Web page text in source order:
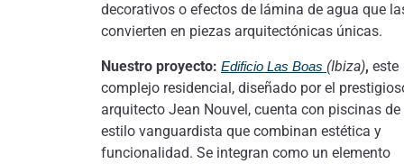
decorativos o efectos de lámina de agua que
convierten en piezas arquitectónicas únicas.
Nuestro proyecto: Edificio Las Boas (Ibiza), este
complejo residencial, diseñado por el
arquitecto Jean Nouvel, cuenta con piscinas de
estilo vanguardista que combinan estética y
funcionalidad. Se integran como un elemento